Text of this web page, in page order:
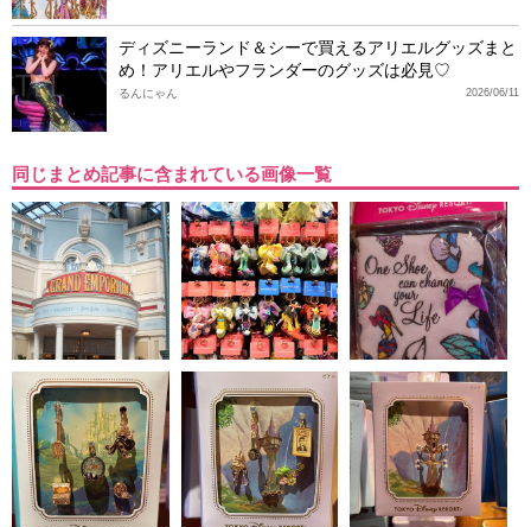
ディズニーランド＆シーで買えるアリエルグッズまと
め！アリエルやフランダーのグッズは必見♡
2026/06/11
るんにゃん
同じまとめ記事に含まれている画像一覧